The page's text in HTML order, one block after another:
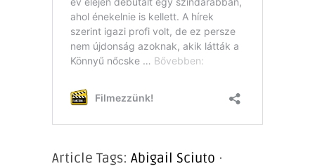
Article Tags: Abigail Sciuto ·